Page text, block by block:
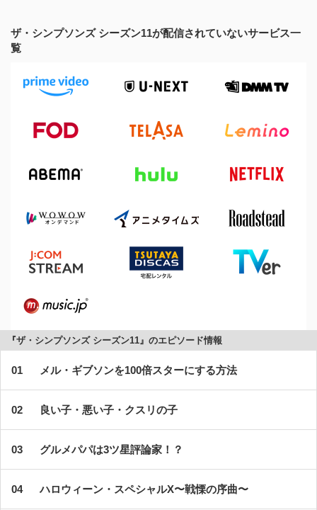
ザ・シンプソンズ シーズン11が配信されていないサービス一
覧
『ザ・シンプソンズ シーズン11』のエピソード情報
メル・ギブソンを100倍スターにする方法
良い子・悪い子・クスリの子
グルメパパは3ツ星評論家！？
ハロウィーン・スペシャルX〜戦慄の序曲〜